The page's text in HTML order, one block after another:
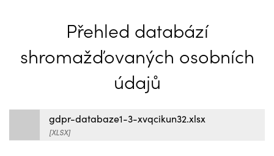
Přehled databází
shromažďovaných osobních
údajů
gdpr-databaze1-3-xvqcikun32.xlsx
[XLSX]